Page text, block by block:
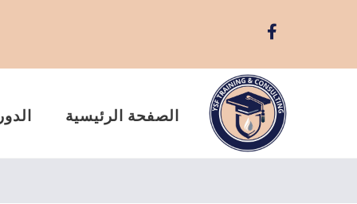
الصفحة الرئيسية